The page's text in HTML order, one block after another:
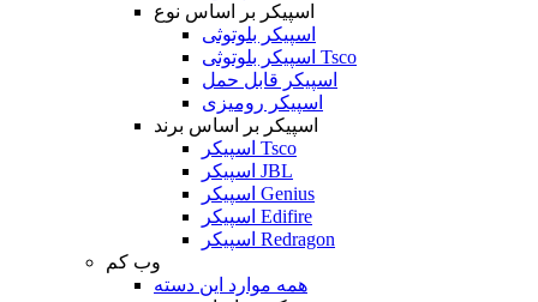
اسپیکر بر اساس نوع
اسپیکر بلوتوثی
اسپیکر بلوتوثی Tsco
اسپیکر قابل حمل
اسپیکر رومیزی
اسپیکر بر اساس برند
اسپیکر Tsco
اسپیکر JBL
اسپیکر Genius
اسپیکر Edifire
اسپیکر Redragon
وب کم
همه موارد این دسته